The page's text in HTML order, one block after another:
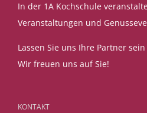
In der 1A Kochschule
Veranstaltungen und
Lassen Sie uns Ihre Partner
Wir freuen uns auf Sie!
KONTAKT